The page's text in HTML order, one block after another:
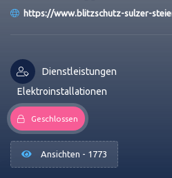
https://www.blitzschutz-sulzer-
Dienstleistungen
Elektroinstallationen
Geschlossen
Ansichten - 1773